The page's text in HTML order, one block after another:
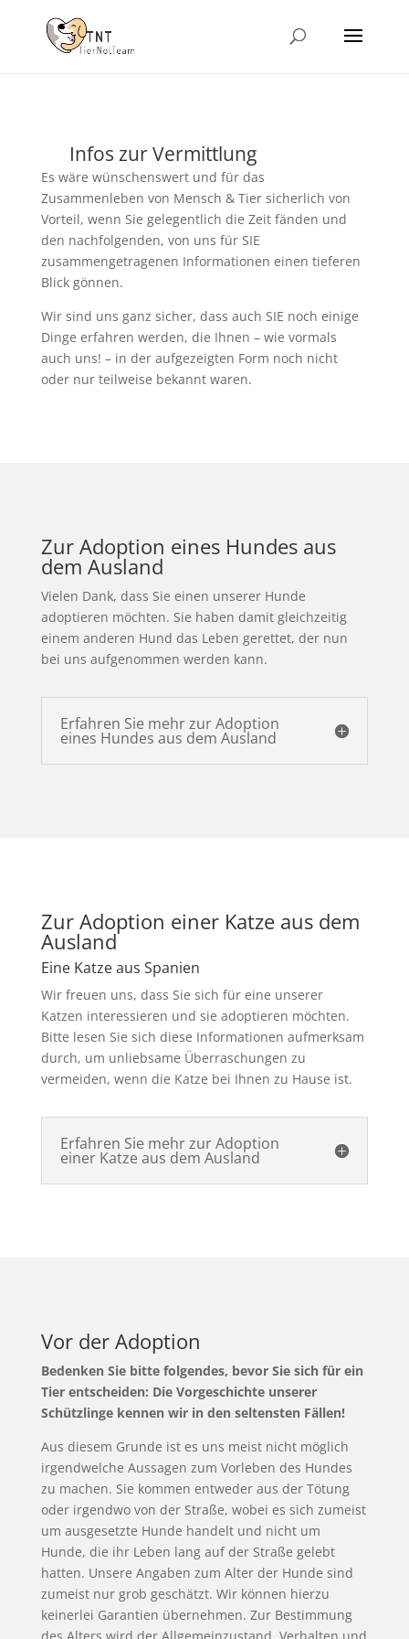
Infos zur Vermittlung
Es wäre wünschenswert und für das
Zusammenleben von Mensch & Tier sicherlich von
Vorteil, wenn Sie gelegentlich die Zeit fänden und
den nachfolgenden, von uns für SIE
zusammengetragenen Informationen einen tieferen
Blick gönnen.
Wir sind uns ganz sicher, dass auch SIE noch einige
Dinge erfahren werden, die Ihnen – wie vormals
auch uns! – in der aufgezeigten Form noch nicht
oder nur teilweise bekannt waren.
Zur Adoption eines Hundes aus
dem Ausland
Vielen Dank, dass Sie einen unserer Hunde
adoptieren möchten. Sie haben damit gleichzeitig
einem anderen Hund das Leben gerettet, der nun
bei uns aufgenommen werden kann.
Erfahren Sie mehr zur Adoption
eines Hundes aus dem Ausland
Zur Adoption einer Katze aus dem
Ausland
Eine Katze aus Spanien
Wir freuen uns, dass Sie sich für eine unserer
Katzen interessieren und sie adoptieren möchten.
Bitte lesen Sie sich diese Informationen aufmerksam
durch, um unliebsame Überraschungen zu
vermeiden, wenn die Katze bei Ihnen zu Hause ist.
Erfahren Sie mehr zur Adoption
einer Katze aus dem Ausland
Vor der Adoption
Bedenken Sie bitte folgendes, bevor Sie sich für ein
Tier entscheiden: Die Vorgeschichte unserer
Schützlinge kennen wir in den seltensten Fällen!
Aus diesem Grunde ist es uns meist nicht möglich
irgendwelche Aussagen zum Vorleben des Hundes
zu machen. Sie kommen entweder aus der Tötung
oder irgendwo von der Straße, wobei es sich zumeist
um ausgesetzte Hunde handelt und nicht um
Hunde, die ihr Leben lang auf der Straße gelebt
hatten. Unsere Angaben zum Alter der Hunde sind
zumeist nur grob geschätzt. Wir können hierzu
keinerlei Garantien übernehmen. Zur Bestimmung